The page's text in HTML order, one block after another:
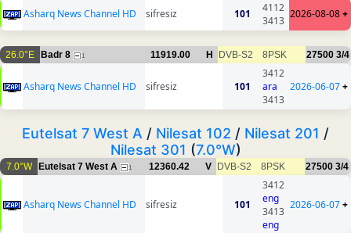
Asharq News Channel HD sifresiz 101
4112
3413
2026-08-08+
26.0°E Badr 8 1 11919.00 H DVB-S2 8PSK 27500 3/4
Asharq News Channel HD sifresiz 101
3412
ara
3413
2026-06-07+
Eutelsat 7 West A / Nilesat 102 / Nilesat 201 /
Nilesat 301 (7.0°W)
7.0°W Eutelsat 7 West A 1 12360.42 V DVB-S2 8PSK 27500 3/4
Asharq News Channel HD sifresiz 101
3412
eng
3413
eng
2026-06-07+